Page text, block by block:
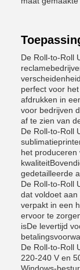
De Roll-to-Roll
perfect voor
afdrukken in
voor bedrijven
af te zien van
De Roll-to-Roll
het produceren
gedetailleerde
De Roll-to-Roll
dat voldoet
verpakt in een
ervoor te
isDe levertijd
De Roll-to-Roll
220-240 V en